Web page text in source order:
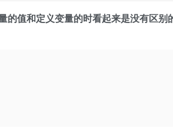
的值和定义变量的时看起来是没有区别